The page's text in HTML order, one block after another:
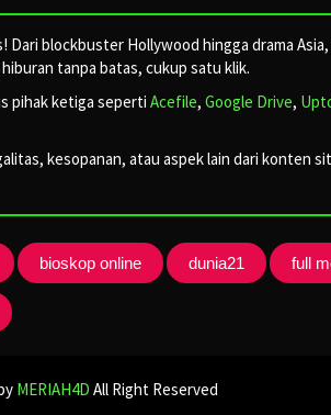
blockbuster Hollywood hingga drama
tanpa batas, cukup satu klik.
pihak ketiga seperti Acefile, Google Drive,
kesopanan, atau aspek lain dari konten
bioskop online dunia21 full
MERIAH4D All Right Reserved